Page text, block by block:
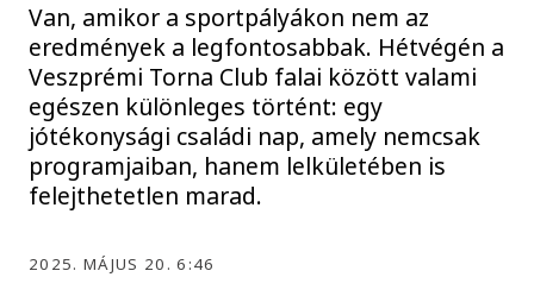
Van, amikor a sportpályákon nem az
eredmények a legfontosabbak. Hétvégén a
Veszprémi Torna Club falai között valami
egészen különleges történt: egy
jótékonysági családi nap, amely nemcsak
programjaiban, hanem lelkületében is
felejthetetlen marad.
2025. MÁJUS 20. 6:46